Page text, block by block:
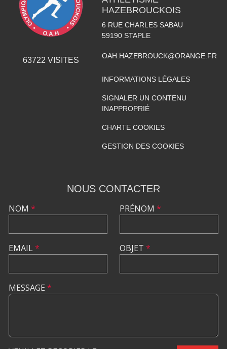
63722 VISITES
HAZEBROUCKOIS
6 RUE CHARLES SABAU
59190 STAPLE
OAH.HAZEBROUCK@ORANGE.FR
INFORMATIONS LÉGALES
SIGNALER UN CONTENU
INAPPROPRIÉ
CHARTE COOKIES
GESTION DES COOKIES
NOUS CONTACTER
NOM *
EMAIL*
PRÉNOM *
OBJET *
MESSAGE *